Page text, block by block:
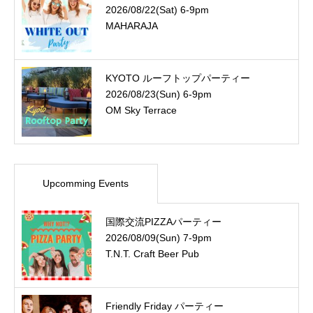
2026/08/22(Sat) 6-9pm
MAHARAJA
KYOTO ルーフトップパーティー
2026/08/23(Sun) 6-9pm
OM Sky Terrace
Upcomming Events
国際交流PIZZAパーティー
2026/08/09(Sun) 7-9pm
T.N.T. Craft Beer Pub
Friendly Friday パーティー